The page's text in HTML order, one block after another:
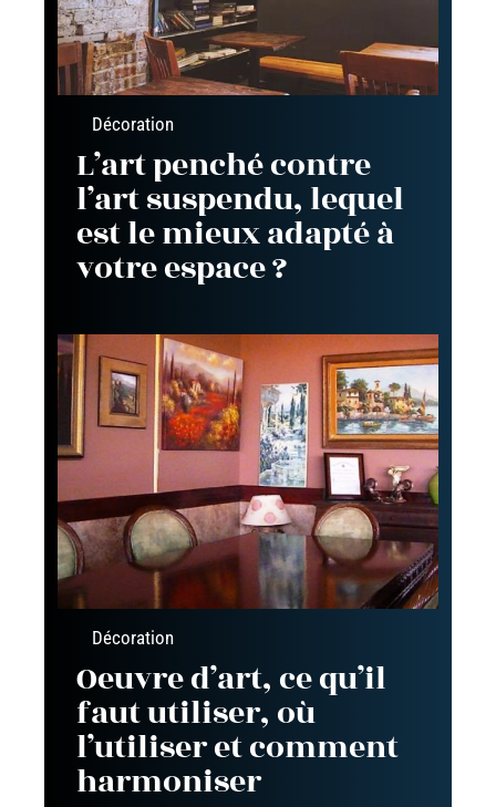
Décoration
L’art penché contre
l’art suspendu, lequel
est le mieux adapté à
votre espace ?
Décoration
Oeuvre d’art, ce qu’il
faut utiliser, où
l’utiliser et comment
harmoniser